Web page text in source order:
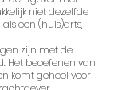
niet dezelfde
een (huis)arts,
zijn met de
Het beoefenen van
komt geheel voor